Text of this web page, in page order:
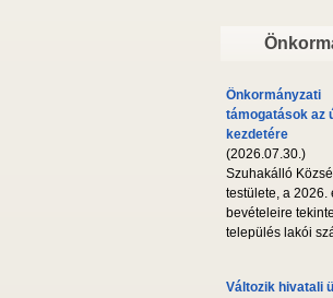
Önkormányzati
támogatások az
kezdetére
(2026.07.30.)
Szuhakálló
testülete, a
bevételeire
település lakói
Változik hivatali